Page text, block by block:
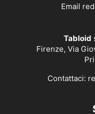
Email
Tabloid
Firenze, Via
Contattaci: